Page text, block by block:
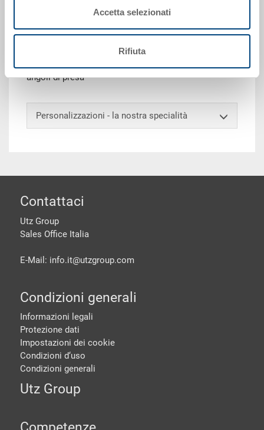
Accetta selezionati
Rifiuta
Contenitore EUROTEC, PP, blu luce RAL 5012, esterno
pareti chiuse, fondo a nervature concentriche 20 mm,
2 impugnature a conchiglia, senza scanalature per
angoli di presa
Personalizzazioni - la nostra specialità
piè di pagine
Contattaci
Utz Group
Sales Office Italia
E-Mail: info.it@utzgroup.com
Condizioni generali
Informazioni legali
Protezione dati
Impostazioni dei cookie
Condizioni d‘uso
Condizioni generali
Utz Group